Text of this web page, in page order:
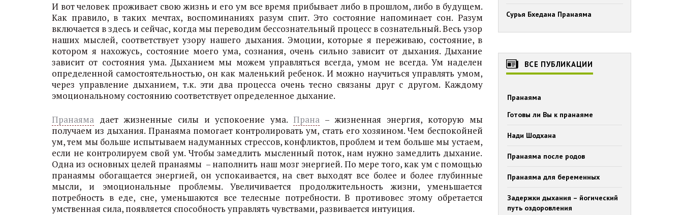
И вот человек проживает свою жизнь и его ум все время прибывает либо в прошлом, либо в будущем.
Как правило, в таких мечтах, воспоминаниях разум спит. Это состояние напоминает сон. Разум
включается в здесь и сейчас, когда мы переводим бессознательный процесс в сознательный. Весь узор
наших мыслей, соответствует узору нашего дыхания. Эмоции, которые я переживаю, состояние, в
котором я нахожусь, состояние моего ума, сознания, очень сильно зависит от дыхания. Дыхание
зависит от состояния ума. Дыханием мы можем управляться всегда, умом не всегда. Ум наделен
определенной самостоятельностью, он как маленький ребенок. И можно научиться управлять умом,
через управление дыханием, т.к. эти два процесса очень тесно связаны друг с другом. Каждому
эмоциональному состоянию соответствует определенное дыхание.
Пранаяма дает жизненные силы и успокоение ума.Прана – жизненная энергия, которую мы
получаем из дыхания. Пранаяма помогает контролировать ум, стать его хозяином. Чем беспокойней
ум, тем мы больше испытываем надуманных стрессов, конфликтов, проблем и тем больше мы устаем,
если не контролируем свой ум. Чтобы замедлить мысленный поток, нам нужно замедлить дыхание.
Одна из основных целей пранаямы – наполнить наш мозг энергией. По мере того, как ум с помощью
пранаямы обогащается энергией, он успокаивается, на свет выходят все более и более глубинные
мысли, и эмоциональные проблемы. Увеличивается продолжительность жизни, уменьшается
потребность в еде, сне, уменьшаются все телесные потребности. В противовес этому обретается
умственная сила, появляется способность управлять чувствами, развивается интуиция.
Сурья Бхедана Пранаяма
ВСЕ ПУБЛИКАЦИИ
Пранаяма
Готовы ли Вы к пранаяме
Нади Шодхана
Пранаяма после родов
Пранаяма для беременных
Задержки дыхания – йогический
путь оздоровления